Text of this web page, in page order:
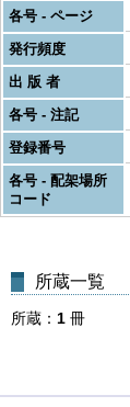
各号 - ページ
発行頻度
出 版 者
各号 - 注記
登録番号
各号 - 配架場所
コード
所蔵一覧
所蔵 1 冊